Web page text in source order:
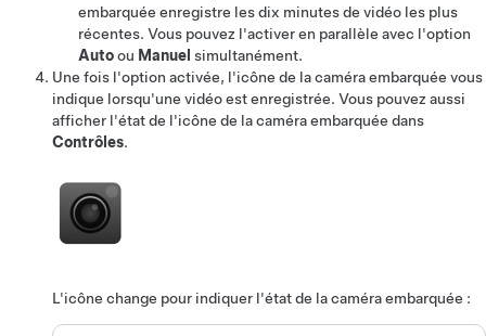
embarquée enregistre les dix minutes de vidéo les plus
récentes. Vous pouvez l'activer en parallèle avec l'option
Autoou Manuel simultanément.
Une fois l'option activée, l'icône de la caméra embarquée vous
indique lorsqu'une vidéo est enregistrée. Vous pouvez aussi
afficher l'état de l'icône de la caméra embarquée dans
Contrôles.
L'icône change pour indiquer l'état de la caméra embarquée :